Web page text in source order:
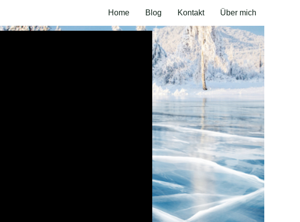
Home Blog Kontakt Über mich